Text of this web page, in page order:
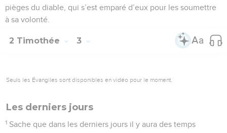
pièges du diable, qui s’est emparé d’eux pour les soumettre
à sa volonté.
2 Timothée 3
Seuls les Évangiles sont disponibles en vidéo pour le moment.
Les derniers jours
1 Sache que dans les derniers jours il y aura des temps